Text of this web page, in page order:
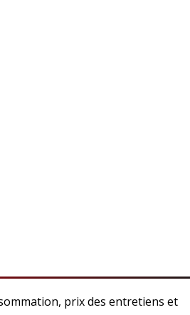
prix des entretiens et